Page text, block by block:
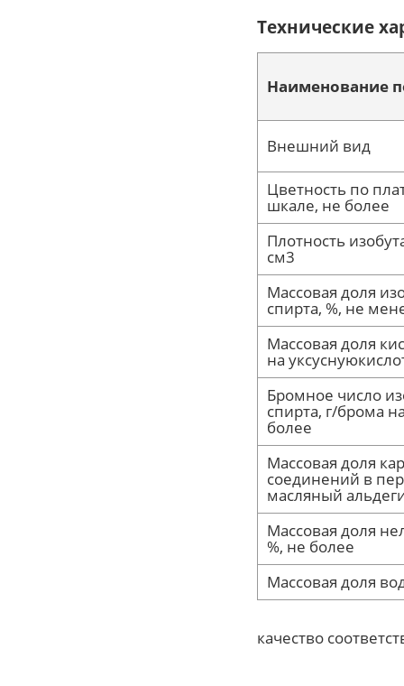
Технические
Наименование
Внешний вид
Цветность по
шкале, не более
Плотность
см3
Массовая доля
спирта, %, не
Массовая доля
на
Бромное число
спирта, г/брома
более
Массовая доля
соединений в
масляный
Массовая доля
%, не более
Массовая доля
качество